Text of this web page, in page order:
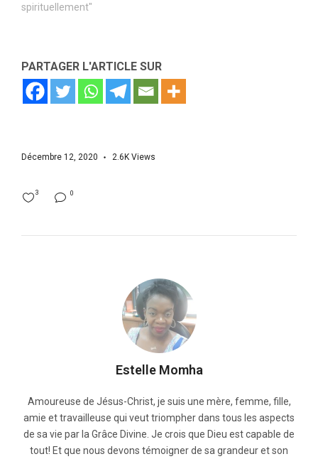
spirituellement"
PARTAGER L'ARTICLE SUR
Décembre 12, 2020 2.6K Views
0
3
Estelle Momha
Amoureuse de Jésus-Christ, je suis une mère, femme, fille,
amie et travailleuse qui veut triompher dans tous les aspects
de sa vie par la Grâce Divine. Je crois que Dieu est capable de
tout! Et que nous devons témoigner de sa grandeur et son